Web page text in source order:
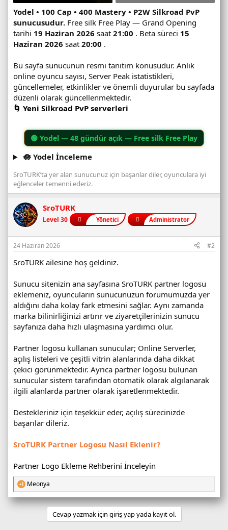
Yodel • 100 Cap • 400 Mastery • P2W Silkroad PvP
sunucusudur. Free silk Free Play — Grand Opening
tarihi 19 Haziran 2026 saat 21:00 . Beta süreci 15
Haziran 2026 saat 20:00 .
Bu sayfa sunucunun resmi tanıtım konusudur. Anlık
online oyuncu sayısı, Server Peak istatistikleri,
güncellemeler, etkinlikler ve önemli duyurular bu sayfada
düzenli olarak güncellenmektedir.
🌀 Yeni Silkroad PvP serverleri
🟢 Yodel — 48 gündür açık — Free silk Free Play
🪷 Yodel İnceleme
SroTURK’ta yer alan sunucunuz için başarılar diler, oyunculara iyi
eğlenceler temenni ederiz.
SroTURK
Level 30 Yönetici Administrator
24 Haziran 2026 #2
SroTURK ailesine hoş geldiniz.
Sunucu sitenizin ana sayfasına SroTURK partner logosu
eklemeniz, oyuncuların sunucunuzun forumumuzda yer
aldığını daha kolay fark etmesini sağlar. Aynı zamanda
marka bilinirliğinizi artırır ve ziyaretçilerinizin sunucu
sayfanıza daha hızlı ulaşmasına yardımcı olur.
Partner logosu kullanan sunucular; Online Serverler,
açılış listeleri ve çeşitli vitrin alanlarında daha dikkat
çekici görünmektedir. Ayrıca partner logosu bulunan
sunucular sistem tarafından otomatik olarak algılanarak
ilgili alanlarda partner olarak işaretlenmektedir.
Destekleriniz için teşekkür eder, açılış sürecinizde
başarılar dileriz.
SroTURK Partner Logosu Nasıl Eklenir?
Partner Logo Ekleme Rehberini İnceleyin
T
e
p
Meonya
Cevap yazmak için giriş yap yada kayıt ol.